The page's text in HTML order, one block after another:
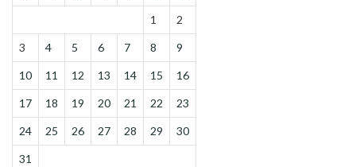
1 2
3 4 5 6 7 8 9
10 11 12 13 14 15 16
17 18 19 20 21 22 23
24 25 26 27 28 29 30
31